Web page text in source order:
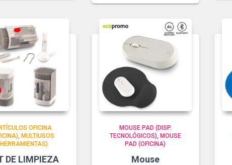
OFICINA
MULTIUSOS
DE LIMPIEZA
MOUSE PAD (DISP.
TECNOLÓGICOS) MOUSE
PAD (OFICINA)
Mouse